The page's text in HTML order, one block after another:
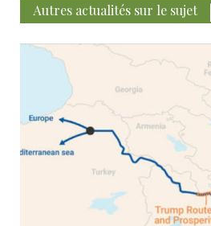
Autres actualités sur le sujet